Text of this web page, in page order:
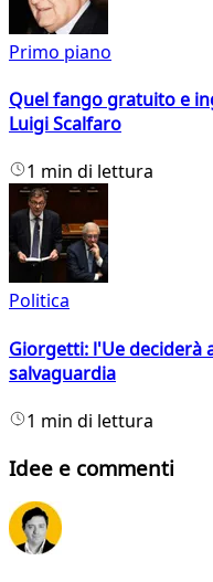
Primo piano
Quel fango gratuito e
Luigi Scalfaro
1 min di lettura
Politica
Giorgetti: l'Ue deciderà
salvaguardia
1 min di lettura
Idee e commenti